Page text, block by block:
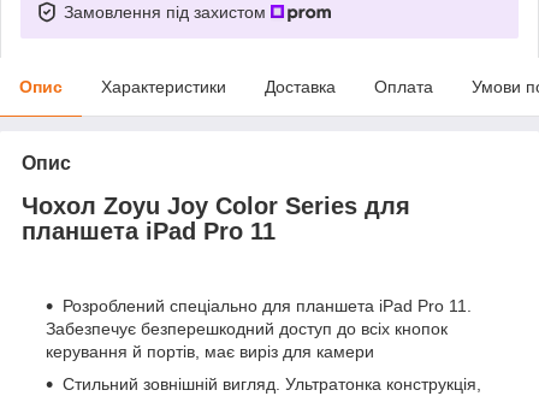
Замовлення під захистом
Опис Характеристики Доставка Оплата Умови
Опис
Чохол Zoyu Joy Color Series для
планшета iPad Pro 11
Розроблений спеціально для планшета iPad Pro 11.
Забезпечує безперешкодний доступ до всіх кнопок
керування й портів, має виріз для камери
Стильний зовнішній вигляд. Ультратонка конструкція,